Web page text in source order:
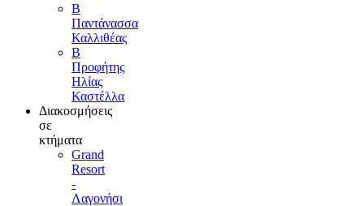
Β
Παντάνασσα
Καλλιθέας
Β
Προφήτης
Ηλίας
Καστέλλα
Διακοσμήσεις
σε
κτήματα
Grand
Resort
-
Λαγονήσι